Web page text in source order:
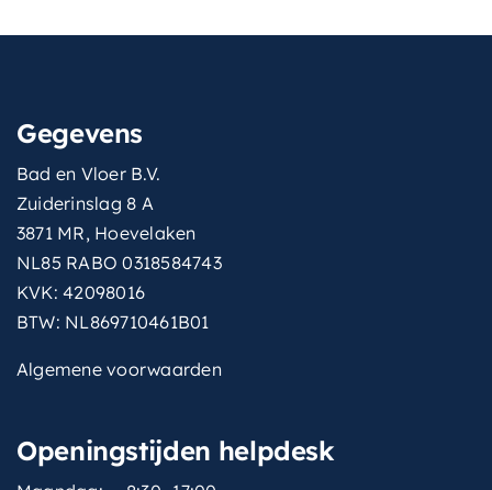
Gegevens
Bad en Vloer B.V.
Zuiderinslag 8 A
3871 MR, Hoevelaken
NL85 RABO 0318584743
KVK: 42098016
BTW: NL869710461B01
Algemene voorwaarden
Openingstijden helpdesk